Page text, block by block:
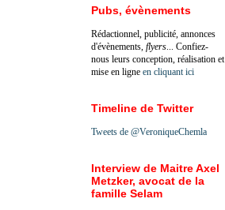
Pubs, évènements
Rédactionnel, publicité, annonces
d'évènements, flyers ... Confiez-
nous leurs conception, réalisation et
mise en ligne en cliquant ici
Timeline de Twitter
Tweets de @VeroniqueChemla
Interview de Maitre Axel
Metzker, avocat de la
famille Selam